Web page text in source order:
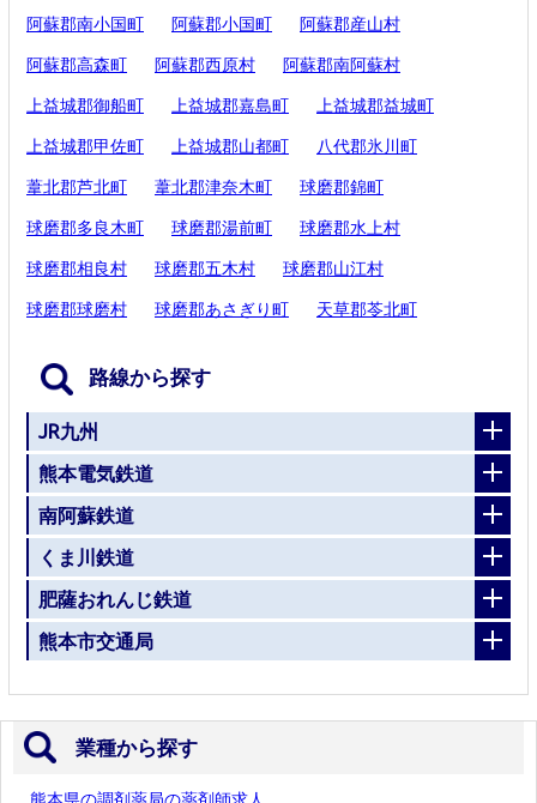
阿蘇郡南小国町 阿蘇郡小国町 阿蘇郡産山村
阿蘇郡高森町 阿蘇郡西原村 阿蘇郡南阿蘇村
上益城郡御船町 上益城郡嘉島町 上益城郡益城町
上益城郡甲佐町 上益城郡山都町 八代郡氷川町
葦北郡芦北町 葦北郡津奈木町 球磨郡錦町
球磨郡多良木町 球磨郡湯前町 球磨郡水上村
球磨郡相良村 球磨郡五木村 球磨郡山江村
球磨郡球磨村 球磨郡あさぎり町 天草郡苓北町
路線から探す
JR九州
熊本電気鉄道
南阿蘇鉄道
くま川鉄道
肥薩おれんじ鉄道
熊本市交通局
業種から探す